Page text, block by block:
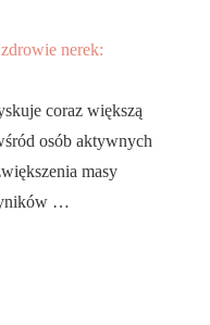
nerek:
coraz większą
osób aktywnych
masy
…